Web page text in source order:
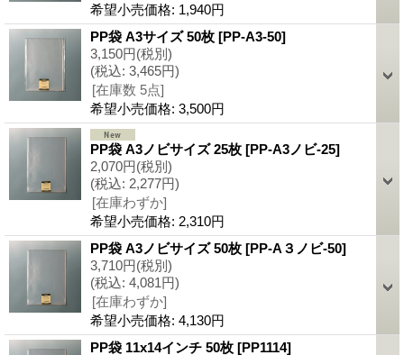
希望小売価格: 1,940円
PP袋 A3サイズ 50枚 [PP-A3-50]
3,150円(税別)
(税込: 3,465円)
[在庫数 5点]
希望小売価格: 3,500円
PP袋 A3ノビサイズ 25枚 [PP-A3ノビ-25]
2,070円(税別)
(税込: 2,277円)
[在庫わずか]
希望小売価格: 2,310円
PP袋 A3ノビサイズ 50枚 [PP-A３ノビ-50]
3,710円(税別)
(税込: 4,081円)
[在庫わずか]
希望小売価格: 4,130円
PP袋 11x14インチ 50枚 [PP1114]